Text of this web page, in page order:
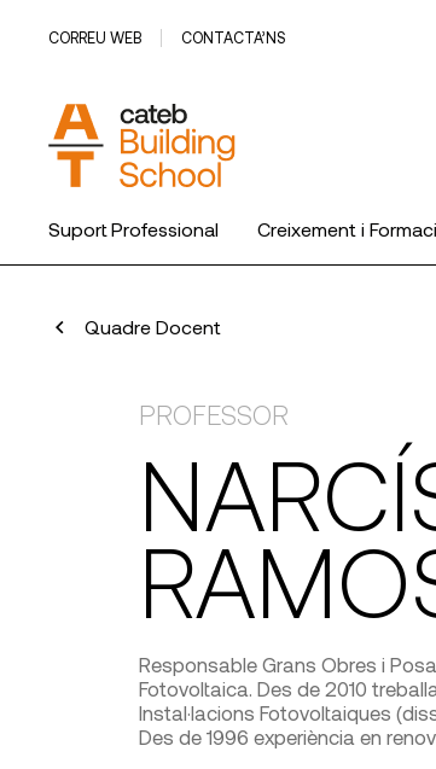
CORREU WEB CONTACTA’NS
Suport Professional Creixement i
Quadre Docent
PROFESSOR
Responsable Grans Obres i
Fotovoltaica. Des de 2010
Instal·lacions Fotovoltaiques
Des de 1996 experiència en